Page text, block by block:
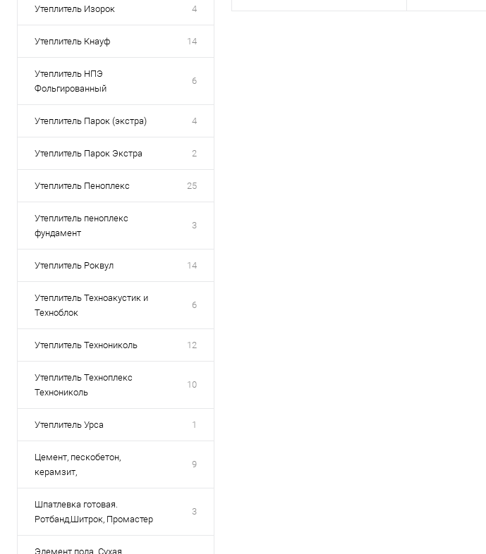
Утеплитель Изорок 4
Утеплитель Кнауф 14
Утеплитель НПЭ
Фольгированный
6
Утеплитель Парок (экстра) 4
Утеплитель Парок Экстра 2
Утеплитель Пеноплекс 25
Утеплитель пеноплекс
фундамент
3
Утеплитель Роквул 14
Утеплитель Техноакустик и
Техноблок
6
Утеплитель Технониколь 12
Утеплитель Техноплекс
Технониколь
10
Утеплитель Урса 1
Цемент, пескобетон,
керамзит,
9
Шпатлевка готовая.
Ротбанд,Шитрок, Промастер
3
Элемент пола. Сухая